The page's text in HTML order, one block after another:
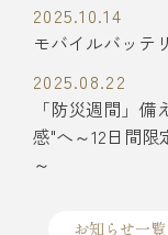
2025.10.14
モバイルバッテ
2025.08.22
「防災週間」
感"へ～12日間
～
お知らせ一覧